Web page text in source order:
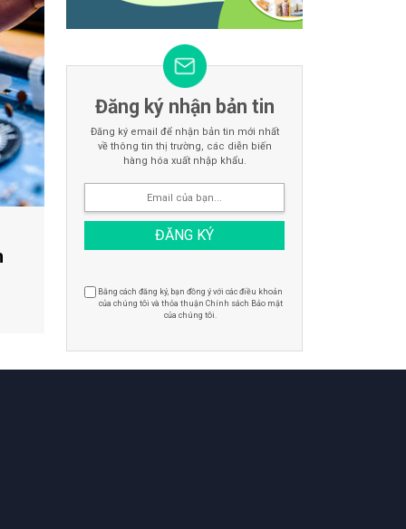
Đăng ký nhận bản tin
Đăng ký email để nhận bản tin mới nhất
về thông tin thị trường, các diễn biến
hàng hóa xuất nhập khẩu.
Bằng cách đăng ký, bạn đồng ý với các điều khoản
của chúng tôi và thỏa thuận Chính sách Bảo mật
của chúng tôi.